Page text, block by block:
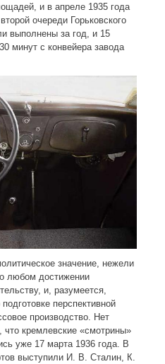
и в апреле 1935 года
очереди Горьковского
выполнены за год, и 15
минут с конвейера завода
значение, нежели
любом достижении
и, разумеется,
перспективной
производство. Нет
что кремлевские «смотрины»
уже 17 марта 1936 года. В
выступили И. В. Сталин, К.